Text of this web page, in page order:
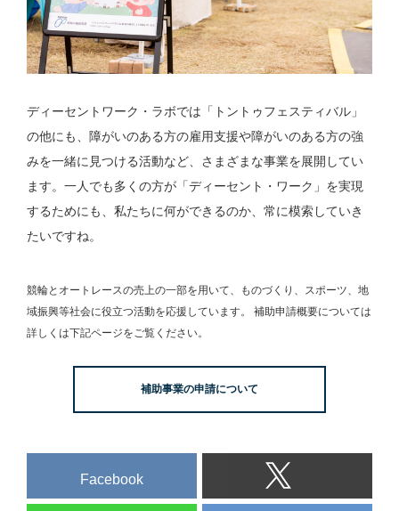
ディーセントワーク・ラボでは「トントゥフェスティバル」
の他にも、障がいのある方の雇用支援や障がいのある方の強
みを一緒に見つける活動など、さまざまな事業を展開してい
ます。一人でも多くの方が「ディーセント・ワーク」を実現
するためにも、私たちに何ができるのか、常に模索していき
たいですね。
競輪とオートレースの売上の一部を用いて、
ものづくり、スポーツ、地
域振興等社会に役立つ活動を応援しています。
補助申請概要については
詳しくは下記ページをご覧ください。
補助事業の申請について
Facebook